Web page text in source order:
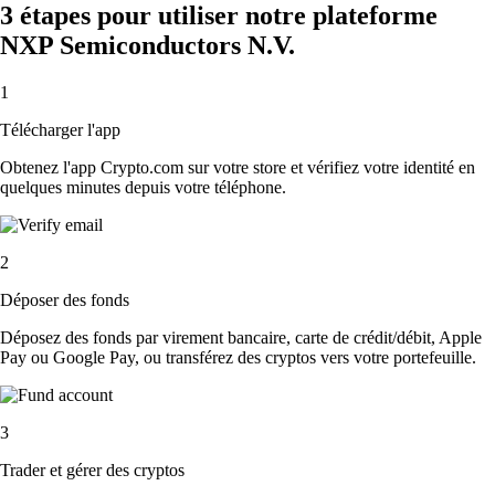
3 étapes pour utiliser notre plateforme
NXP Semiconductors N.V.
1
Télécharger l'app
Obtenez l'app Crypto.com sur votre store et vérifiez votre identité en
quelques minutes depuis votre téléphone.
2
Déposer des fonds
Déposez des fonds par virement bancaire, carte de crédit/débit, Apple
Pay ou Google Pay, ou transférez des cryptos vers votre portefeuille.
3
Trader et gérer des cryptos